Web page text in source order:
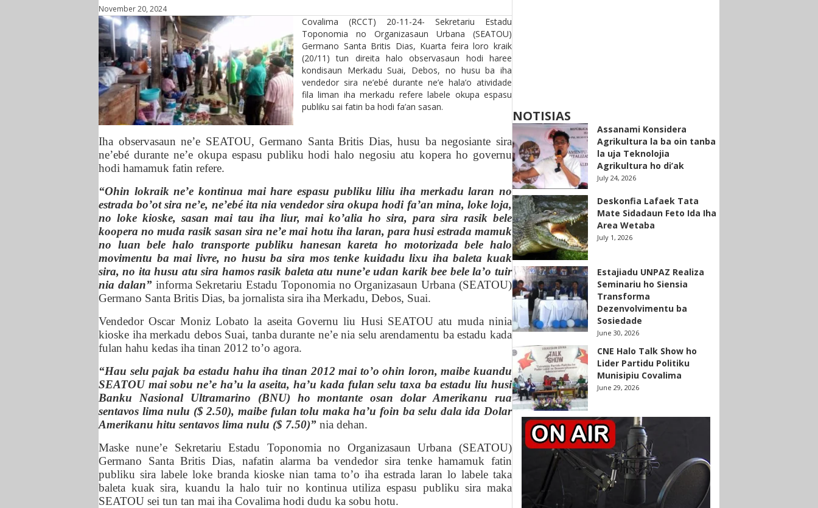
November 20, 2024
Covalima (RCCT) 20-11-24- Sekretariu Estadu
Toponomia no Organizasaun Urbana (SEATOU)
Germano Santa Britis Dias, Kuarta feira loro kraik
(20/11) tun direita halo observasaun hodi haree
kondisaun Merkadu Suai, Debos, no husu ba iha
vendedor sira ne’ebé durante ne’e hala’o atividade
fila liman iha merkadu refere labele okupa espasu
publiku sai fatin ba hodi fa’an sasan.
Iha observasaun ne’e SEATOU, Germano Santa Britis Dias, husu ba negosiante sira
ne’ebé durante ne’e okupa espasu publiku hodi halo negosiu atu kopera ho governu
hodi hamamuk fatin refere.
“Ohin lokraik ne’e kontinua mai hare espasu publiku liliu iha merkadu laran no
estrada bo’ot sira ne’e, ne’ebé ita nia vendedor sira okupa hodi fa’an mina, loke loja,
no loke kioske, sasan mai tau iha liur, mai ko’alia ho sira, para sira rasik bele
koopera no muda rasik sasan sira ne’e mai hotu iha laran, para husi estrada mamuk
no luan bele halo transporte publiku hanesan kareta ho motorizada bele halo
movimentu ba mai livre, no husu ba sira mos tenke kuidadu lixu iha baleta kuak
sira, no ita husu atu sira hamos rasik baleta atu nune’e udan karik bee bele la’o tuir
nia dalan”informa Sekretariu Estadu Toponomia no Organizasaun Urbana (SEATOU)
Germano Santa Britis Dias, ba jornalista sira iha Merkadu, Debos, Suai.
Vendedor Oscar Moniz Lobato la aseita Governu liu Husi SEATOU atu muda ninia
kioske iha merkadu debos Suai, tanba durante ne’e nia selu arendamentu ba estadu kada
fulan hahu kedas iha tinan 2012 to’o agora.
“Hau selu pajak ba estadu hahu iha tinan 2012 mai to’o ohin loron, maibe kuandu
SEATOU mai sobu ne’e ha’u la aseita, ha’u kada fulan selu taxa ba estadu liu husi
Banku Nasional Ultramarino (BNU) ho montante osan dolar Amerikanu rua
sentavos lima nulu ($ 2.50), maibe fulan tolu maka ha’u foin ba selu dala ida Dolar
Amerikanu hitu sentavos lima nulu ($ 7.50)” nia dehan.
Maske nune’e Sekretariu Estadu Toponomia no Organizasaun Urbana (SEATOU)
Germano Santa Britis Dias, nafatin alarma ba vendedor sira tenke hamamuk fatin
publiku sira labele loke branda kioske nian tama to’o iha estrada laran lo labele taka
baleta kuak sira, kuandu la halo tuir no kontinua utiliza espasu publiku sira maka
SEATOU sei tun tan mai iha Covalima hodi dudu ka sobu hotu.
NOTISIAS
Assanami Konsidera
Agrikultura la ba oin tanba
la uja Teknolojia
Agrikultura ho di’ak
July 24, 2026
Deskonfia Lafaek Tata
Mate Sidadaun Feto Ida Iha
Area Wetaba
July 1, 2026
Estajiadu UNPAZ Realiza
Seminariu ho Siensia
Transforma
Dezenvolvimentu ba
Sosiedade
June 30, 2026
CNE Halo Talk Show ho
Lider Partidu Politiku
Munisipiu Covalima
June 29, 2026